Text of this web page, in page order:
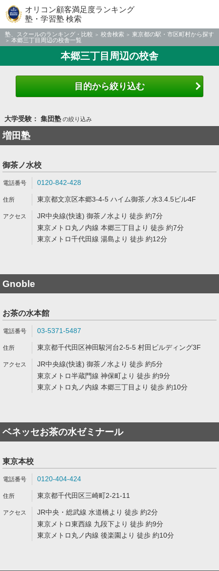
オリコン顧客満足度ランキング
塾・学習塾 検索
塾、スクールのランキング・比較 校舎検索
東京都の駅・市区町村から探す
本郷三丁目周辺の校舎一覧
本郷三丁目周辺の校舎
目的から絞り込む
大学受験： 集団塾の絞り込み
増田塾
御茶ノ水校
0120-842-428
東京都文京区本郷3-4-5 ハイム御茶ノ水3.4.5ビル4F
JR中央線(快速) 御茶ノ水より 徒歩 約7分
東京メトロ丸ノ内線 本郷三丁目より 徒歩 約7分
東京メトロ千代田線 湯島より 徒歩 約12分
Gnoble
お茶の水本館
03-5371-5487
東京都千代田区神田駿河台2-5-5 村田ビルディング3F
JR中央線(快速) 御茶ノ水より 徒歩 約5分
東京メトロ半蔵門線 神保町より 徒歩 約9分
東京メトロ丸ノ内線 本郷三丁目より 徒歩 約10分
ベネッセお茶の水ゼミナール
東京本校
0120-404-424
東京都千代田区三崎町2-21-11
JR中央・総武線 水道橋より 徒歩 約2分
東京メトロ東西線 九段下より 徒歩 約9分
東京メトロ丸ノ内線 後楽園より 徒歩 約10分